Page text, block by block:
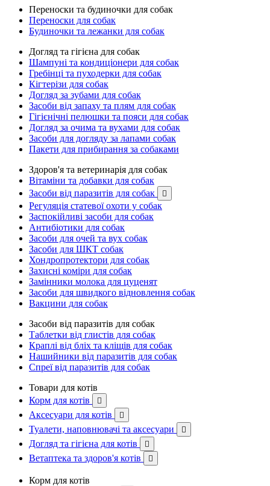
Переноски та будиночки для собак
Переноски для собак
Будиночки та лежанки для собак
Догляд та гігієна для собак
Шампуні та кондиціонери для собак
Гребінці та пуходерки для собак
Кігтерізи для собак
Догляд за зубами для собак
Засоби від запаху та плям для собак
Гігієнічні пелюшки та пояси для собак
Догляд за очима та вухами для собак
Засоби для догляду за лапами собак
Пакети для прибирання за собаками
Здоров'я та ветеринарія для собак
Вітаміни та добавки для собак
Засоби від паразитів для собак

Регуляція статевої охоти у собак
Заспокійливі засоби для собак
Антибіотики для собак
Засоби для очей та вух собак
Засоби для ШКТ собак
Хондропротектори для собак
Захисні коміри для собак
Замінники молока для цуценят
Засоби для швидкого відновлення собак
Вакцини для собак
Засоби від паразитів для собак
Таблетки від глистів для собак
Краплі від бліх та кліщів для собак
Нашийники від паразитів для собак
Спреї від паразитів для собак
Товари для котів
Корм для котів

Аксесуари для котів 
Туалети, наповнювачі та аксесуари 
Догляд та гігієна для котів 
Ветаптека та здоров'я котів 
Корм для котів